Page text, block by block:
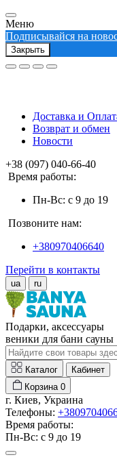
Меню
Подписывайся на
Закрыть
Доставка и
Возврат и обмен
Новости
+38 (097) 040-66-40
Время работы:
Пн-Вс: с 9 до 19
Позвоните нам:
+380970406640
Перейти в контакты
ua ru
Подарки, аксессуары
веники для бани сауны
Каталог Кабинет
Корзина 0
г. Киев, Украина
Телефоны:
Время работы:
Пн-Вс: с 9 до 19